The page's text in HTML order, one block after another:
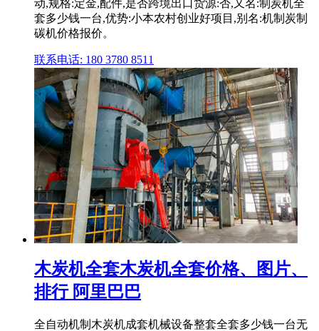
动,规格:定金,配件,是否跨境出口货源:否,又名:制炭机全
套多少钱一台,优势:小本农村创业好项目,别名:机制炭制
碳机价格报价。
联系电话: 180 3780 8511
木炭机全套木炭机全套价格、图片、
排行 阿里巴巴
全自动机制木炭机成套机械设备整套全套多少钱一台无